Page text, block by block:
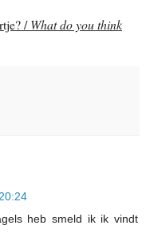
/What do you think
heb smeld ik ik vindt